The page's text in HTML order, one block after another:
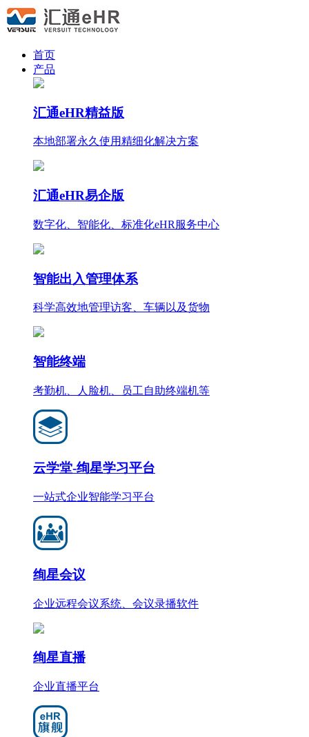
首页
产品
汇通eHR精益版
本地部署永久使用精细化解决方案
汇通eHR易企版
数字化、智能化、标准化eHR服务中心
智能出入管理体系
科学高效地管理访客、车辆以及货物
智能终端
考勤机、人脸机、员工自助终端机等
云学堂-绚星学习平台
一站式企业智能学习平台
绚星会议
企业远程会议系统、会议录播软件
绚星直播
企业直播平台